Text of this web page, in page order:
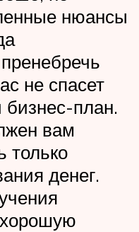
нюансы
не спасет
план.
вам
только
денег.